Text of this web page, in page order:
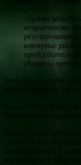
«Трамп
неприемлемо.
ключевые
председателя
Палаты
Речь идет о
проектом семьи
8 мая GENIUS Act
Шансы на его
Ранее
GENIUS Act.
законопроекта, с
ознакомиться.